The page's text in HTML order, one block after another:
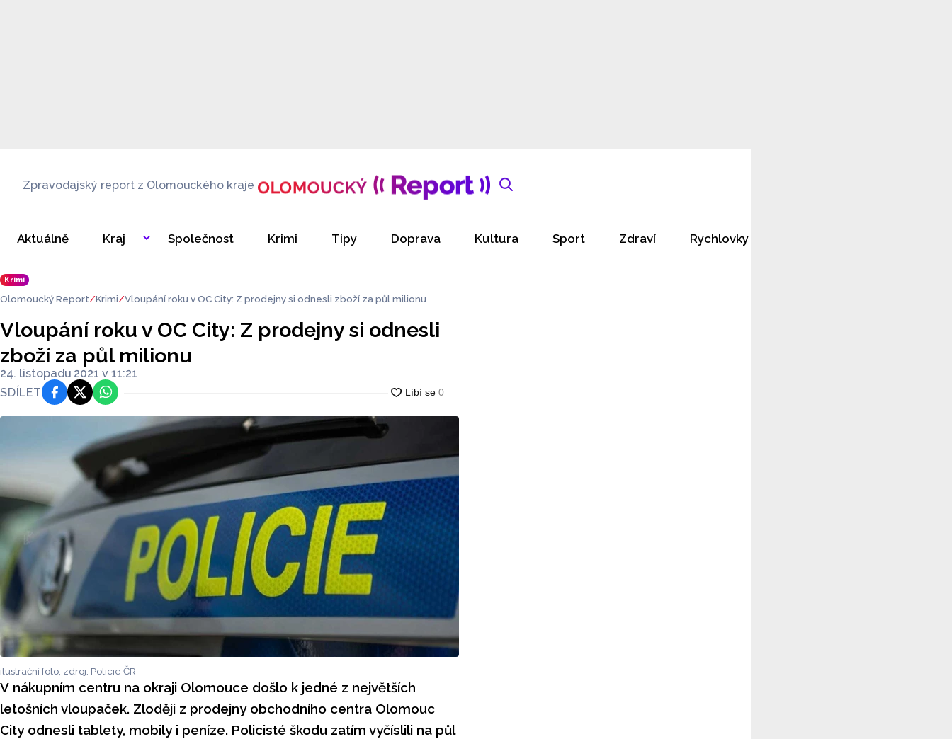
Zpravodajský report z Olomouckého kraje
Aktuálně Kraj Společnost Krimi Tipy Doprava Kultura Sport Zdraví Rychlovky
Krimi
Olomoucký Report Krimi Vloupání roku v OC City: Z prodejny si odnesli zboží za půl milionu
Vloupání roku v OC City: Z prodejny si odnesli
zboží za půl milionu
24. listopadu 2021 v 11:21
SDÍLET
FacebookPlatforma X
WhatsApp
ilustrační foto, zdroj: Policie ČR
V nákupním centru na okraji Olomouce došlo k jedné z největších
letošních vloupaček. Zloději z prodejny obchodního centra Olomouc
City odnesli tablety, mobily i peníze. Policisté škodu zatím vyčíslili na půl